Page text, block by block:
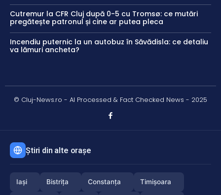
Cutremur la CFR Cluj după 0-5 cu Tromsø: ce mutări
pregătește patronul și cine ar putea pleca
Incendiu puternic la un autobuz în Săvădisla: ce detaliu
va lămuri ancheta?
© Cluj-News.ro - AI Processed & Fact Checked News - 2025
Știri din alte orașe
Iași Bistrița Constanța Timișoara